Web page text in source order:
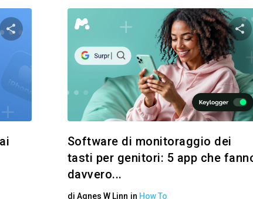
Condividi questo articolo
Copia link
Software di monitoraggio dei
tasti per genitori: 5 app che
davvero...
di Agnes W Linn in How To